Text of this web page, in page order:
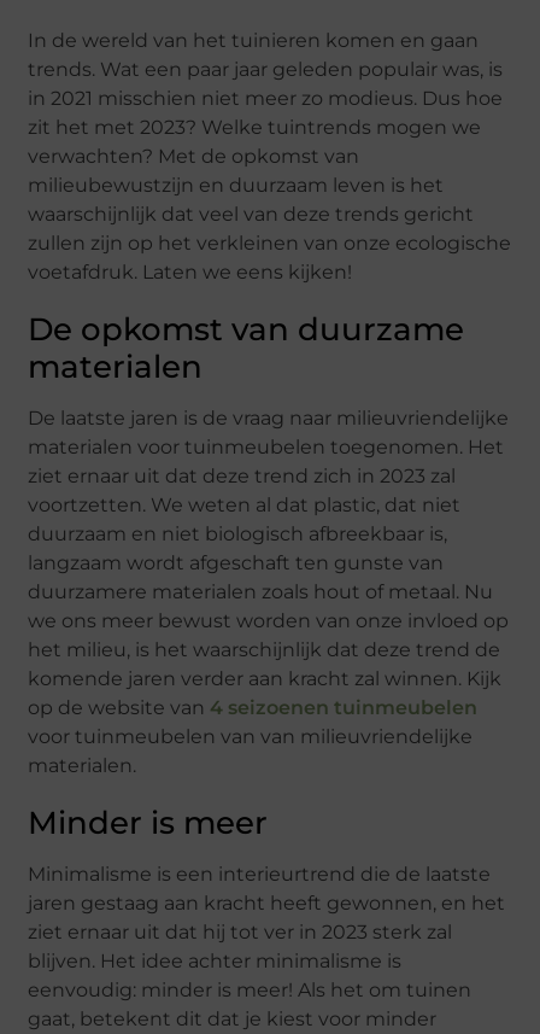
In de wereld van het tuinieren komen en gaan
trends. Wat een paar jaar geleden populair was, is
in 2021 misschien niet meer zo modieus. Dus hoe
zit het met 2023? Welke tuintrends mogen we
verwachten? Met de opkomst van
milieubewustzijn en duurzaam leven is het
waarschijnlijk dat veel van deze trends gericht
zullen zijn op het verkleinen van onze ecologische
voetafdruk. Laten we eens kijken!
De opkomst van duurzame
materialen
De laatste jaren is de vraag naar milieuvriendelijke
materialen voor tuinmeubelen toegenomen. Het
ziet ernaar uit dat deze trend zich in 2023 zal
voortzetten. We weten al dat plastic, dat niet
duurzaam en niet biologisch afbreekbaar is,
langzaam wordt afgeschaft ten gunste van
duurzamere materialen zoals hout of metaal. Nu
we ons meer bewust worden van onze invloed op
het milieu, is het waarschijnlijk dat deze trend de
komende jaren verder aan kracht zal winnen. Kijk
op de website van 4 seizoenen tuinmeubelen
voor tuinmeubelen van van milieuvriendelijke
materialen.
Minder is meer
Minimalisme is een interieurtrend die de laatste
jaren gestaag aan kracht heeft gewonnen, en het
ziet ernaar uit dat hij tot ver in 2023 sterk zal
blijven. Het idee achter minimalisme is
eenvoudig: minder is meer! Als het om tuinen
gaat, betekent dit dat je kiest voor minder